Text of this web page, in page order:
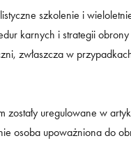
szkolenie i
karnych i strategii
zwłaszcza w
uregulowane w
osoba upoważniona do